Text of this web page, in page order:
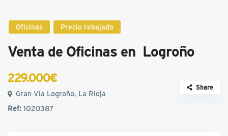
Oficinas Precio rebajado
Venta de Oficinas en Logroño
229.000€
Gran Via Logroño, La Rioja
Ref:1O20387
Share